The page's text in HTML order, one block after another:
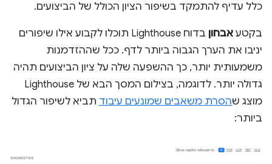
כלל עדיף להתמקד בשיפור הציון הכולל של הביצועים.
בקטע אבחון
בדוח Lighthouse תוכלו לקבוע אילו שיפורים
יניבו את הערך הגבוה ביותר לדף. ככל שההזדמנות
משמעותית יותר, כך ההשפעה שלה על ציון הביצועים תהיה
גדולה יותר. לדוגמה, בצילום המסך הבא של Lighthouse
מוצג שהסרת משאבים שמונעים עיבוד תביא לשיפור הגדול
ביותר: